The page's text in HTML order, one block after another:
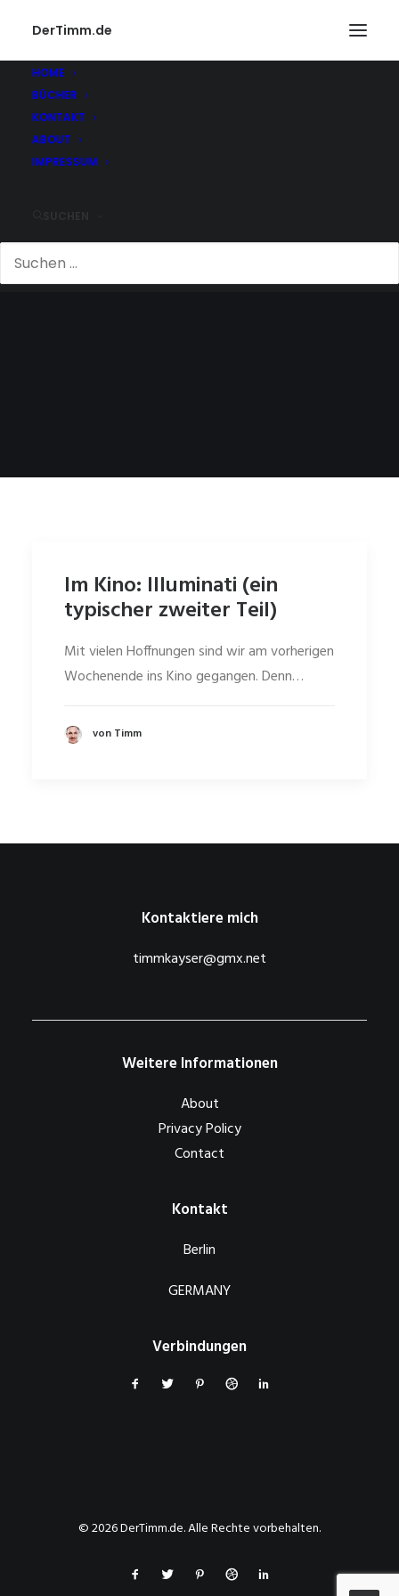
DerTimm.de
HOME
BÜCHER
KONTAKT
ABOUT
IMPRESSUM
Im Kino: Illuminati (ein
typischer zweiter Teil)
Mit vielen Hoffnungen sind wir am vorherigen
Wochenende ins Kino gegangen. Denn…
von Timm
Kontaktiere mich
timmkayser@gmx.net
Weitere Informationen
About
Privacy Policy
Contact
Kontakt
Berlin
GERMANY
Verbindungen
© 2026 DerTimm.de. Alle Rechte vorbehalten.